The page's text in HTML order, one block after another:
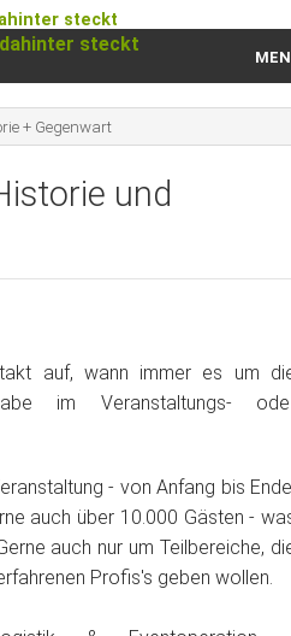
steckt
steckt
+ Gegenwart
und
auf, wann immer es um
im Veranstaltungs-
- von Anfang bis
auch über 10.000 Gästen -
auch nur um Teilbereiche,
Profis's geben wollen.